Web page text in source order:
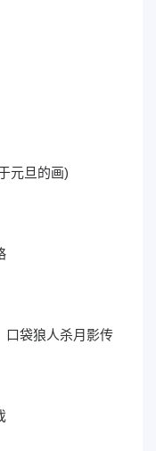
元旦的画)
口袋狼人杀月影传